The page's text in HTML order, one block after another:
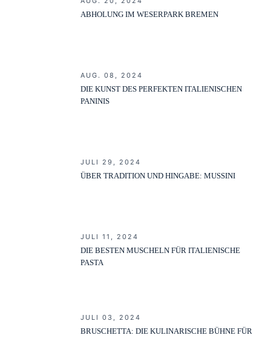
ABHOLUNG IM WESERPARK BREMEN
AUG. 08, 2024
DIE KUNST DES PERFEKTEN ITALIENISCHEN
PANINIS
JULI 29, 2024
ÜBER TRADITION UND HINGABE: MUSSINI
JULI 11, 2024
DIE BESTEN MUSCHELN FÜR ITALIENISCHE
PASTA
JULI 03, 2024
BRUSCHETTA: DIE KULINARISCHE BÜHNE FÜR